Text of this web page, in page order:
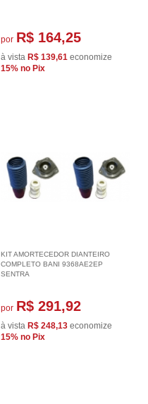
por R$ 164,25
à vista R$ 139,61 economize
15% no Pix
KIT AMORTECEDOR DIANTEIRO
COMPLETO BANI 9368AE2EP
SENTRA
por R$ 291,92
à vista R$ 248,13 economize
15% no Pix